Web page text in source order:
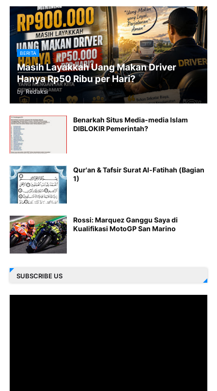
BERITA
Masih Layakkah Uang Makan Driver
Hanya Rp50 Ribu per Hari?
by Redaksi
Benarkah Situs Media-media Islam
DIBLOKIR Pemerintah?
Qur'an & Tafsir Surat Al-Fatihah (Bagian
1)
Rossi: Marquez Ganggu Saya di
Kualifikasi MotoGP San Marino
SUBSCRIBE US